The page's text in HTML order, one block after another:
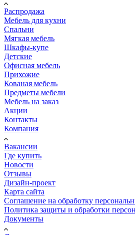
Распродажа
Мебель для кухни
Спальни
Мягкая мебель
Шкафы-купе
Детские
Офисная мебель
Прихожие
Кованая мебель
Предметы мебели
Мебель на заказ
Акции
Контакты
Компания
Вакансии
Где купить
Новости
Отзывы
Дизайн-проект
Карта сайта
Соглашение на обработку
Политика защиты и обработки
Документы